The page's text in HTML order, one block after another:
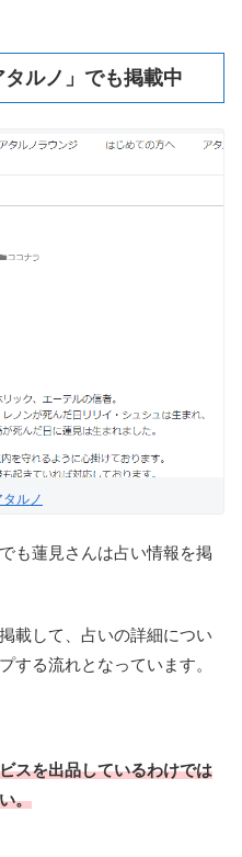
ルノ」でも掲載中
タルノ
でも蓮見さんは占い情報を掲
載して、占いの詳細につい
する流れとなっています。
スを出品しているわけでは
。